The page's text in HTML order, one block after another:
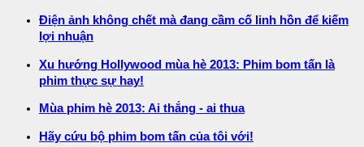
Điện ảnh không chết mà đang cầm cố linh hồn để kiếm
lợi nhuận
Xu hướng Hollywood mùa hè 2013: Phim bom tấn là
phim thực sự hay!
Mùa phim hè 2013: Ai thắng - ai thua
Hãy cứu bộ phim bom tấn của tôi với!